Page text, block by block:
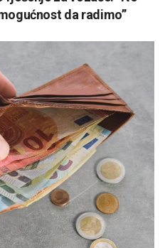
da radimo”